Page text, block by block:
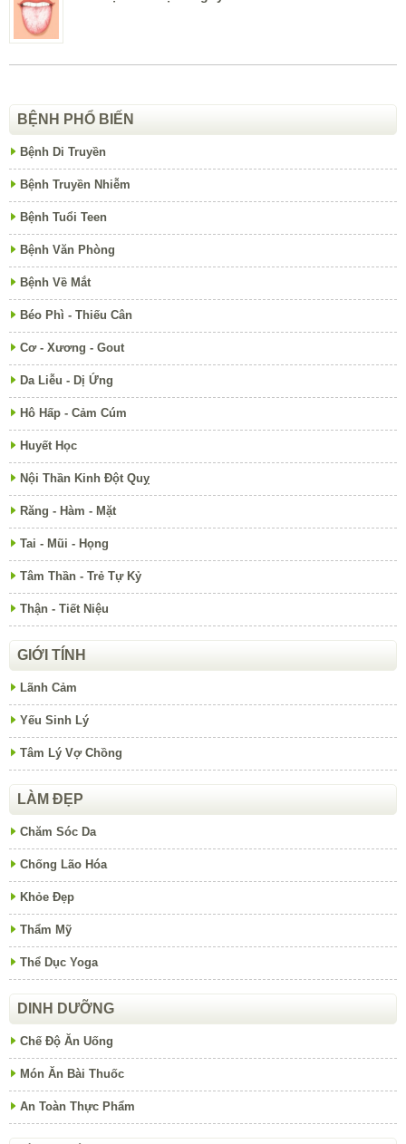
BỆNH PHỔ BIẾN
Bệnh Di Truyền
Bệnh Truyền Nhiễm
Bệnh Tuổi Teen
Bệnh Văn Phòng
Bệnh Về Mắt
Béo Phì - Thiếu Cân
Cơ - Xương - Gout
Da Liễu - Dị Ứng
Hô Hấp - Cảm Cúm
Huyết Học
Nội Thần Kinh Đột Quỵ
Răng - Hàm - Mặt
Tai - Mũi - Họng
Tâm Thần - Trẻ Tự Kỷ
Thận - Tiết Niệu
GIỚI TÍNH
Lãnh Cảm
Yếu Sinh Lý
Tâm Lý Vợ Chồng
LÀM ĐẸP
Chăm Sóc Da
Chống Lão Hóa
Khỏe Đẹp
Thẩm Mỹ
Thể Dục Yoga
DINH DƯỠNG
Chế Độ Ăn Uống
Món Ăn Bài Thuốc
An Toàn Thực Phẩm